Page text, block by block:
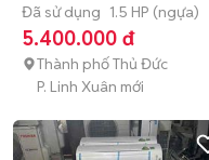
Đã sử dụng 1.5 HP (ngựa)
5.400.000 đ
Thành phố Thủ Đức
P. Linh Xuân mới